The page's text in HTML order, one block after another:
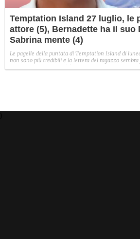
Temptation Island 27 luglio, le
attore (5), Bernadette ha il suo
Sabrina mente (4)
Le pagelle della puntata di Temptation Island di
non sono più credibili e la lettera del ragazzo